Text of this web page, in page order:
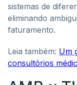
sistemas de
eliminando
faturamento.
Leia também: Um
consultórios